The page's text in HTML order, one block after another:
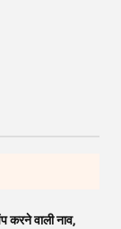
करने वाली नाव,